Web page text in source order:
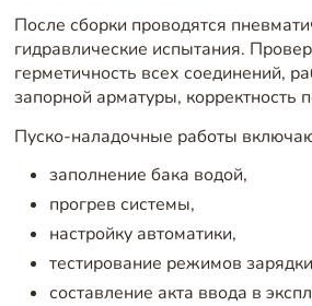
После сборки проводятся
гидравлические испытания.
герметичность всех соединений,
запорной арматуры, корректность
Пуско-наладочные работы
заполнение бака водой,
прогрев системы,
настройку автоматики,
тестирование режимов
составление акта ввода в